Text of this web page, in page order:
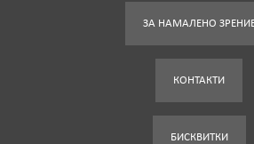
ЗА НАМАЛЕНО
КОНТАКТИ
БИСКВИТКИ